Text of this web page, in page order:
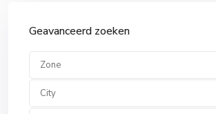
Geavanceerd zoeken
Zone
City